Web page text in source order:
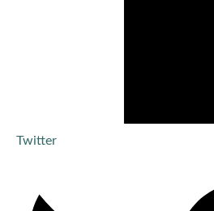
Twitter